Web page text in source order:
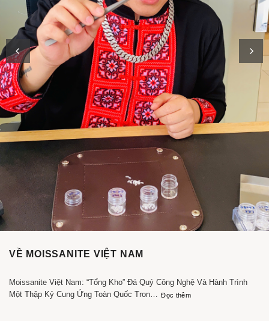
VỀ MOISSANITE VIỆT NAM
Moissanite Việt Nam: “Tổng Kho” Đá Quý Công Nghệ Và Hành Trình
Đọc thêm